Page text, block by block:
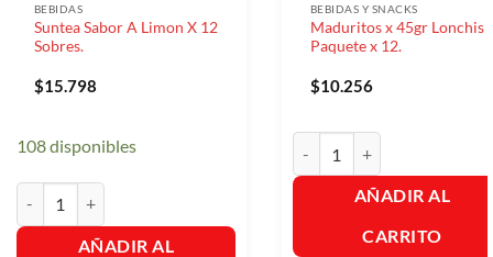
BEBIDAS
Suntea Sabor A Limon X 12
Sobres.
$15.798
108 disponibles
AÑADIR AL
BEBIDAS Y SNACKS
Maduritos x 45gr Lonchis
Paquete x 12.
$10.256
AÑADIR AL
CARRITO